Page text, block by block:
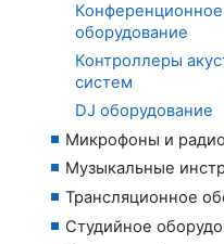
Конференционное
оборудование
Контроллеры
систем
DJ оборудование
Микрофоны и
Музыкальные
Трансляционное
Студийное